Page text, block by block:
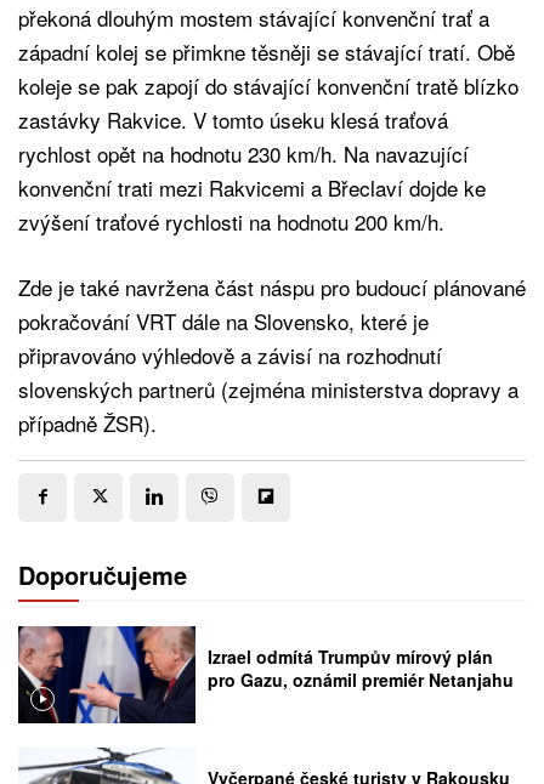
překoná dlouhým mostem stávající konvenční trať a
západní kolej se přimkne těsněji se stávající tratí. Obě
koleje se pak zapojí do stávající konvenční tratě blízko
zastávky Rakvice. V tomto úseku klesá traťová
rychlost opět na hodnotu 230 km/h. Na navazující
konvenční trati mezi Rakvicemi a Břeclaví dojde ke
zvýšení traťové rychlosti na hodnotu 200 km/h.
Zde je také navržena část náspu pro budoucí plánované
pokračování VRT dále na Slovensko, které je
připravováno výhledově a závisí na rozhodnutí
slovenských partnerů (zejména ministerstva dopravy a
případně ŽSR).
Doporučujeme
Izrael odmítá Trumpův mírový plán
pro Gazu, oznámil premiér Netanjahu
Vyčerpané české turisty v Rakousku